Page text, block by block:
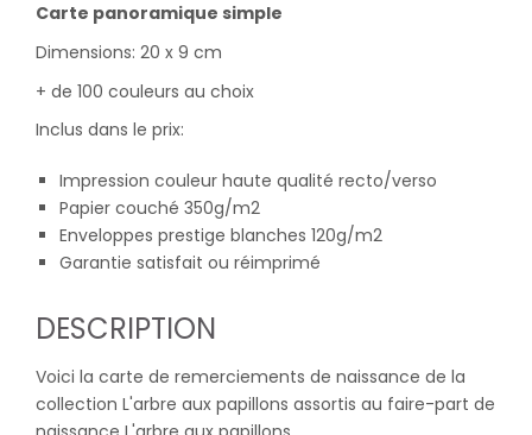
Carte panoramique simple
Dimensions: 20 x 9 cm
+ de 100 couleurs au choix
Inclus dans le prix:
Impression couleur haute qualité recto/verso
Papier couché 350g/m2
Enveloppes prestige blanches 120g/m2
Garantie satisfait ou réimprimé
DESCRIPTION
Voici la carte de remerciements de naissance de la
collection L'arbre aux papillons assortis au faire-part de